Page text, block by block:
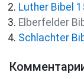
Luther Bibel
Elberfelder
Schlachter